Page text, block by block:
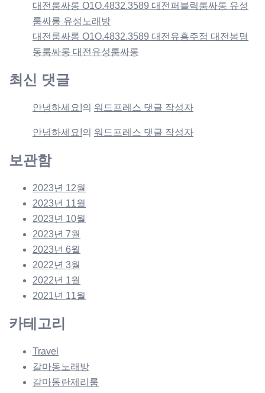
대전룸싸롱 O1O.4832.3589 대전퍼블릭룸싸롱 유성
룸싸롱 유성노래방
대전룸싸롱 O1O.4832.3589 대전유흥주점 대전봉명
동룸싸롱 대전유성룸싸롱
최신 댓글
안녕하세요!의 워드프레스 댓글 작성자
안녕하세요!의 워드프레스 댓글 작성자
보관함
2023년 12월
2023년 11월
2023년 10월
2023년 7월
2023년 6월
2022년 3월
2022년 1월
2021년 11월
카테고리
Travel
갈마동노래방
갈마동란제리룸